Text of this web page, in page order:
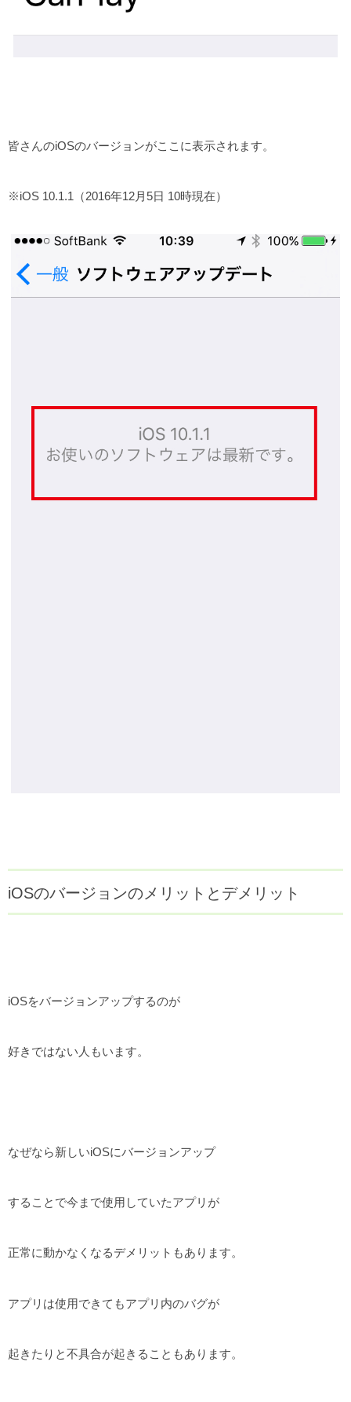
皆さんのiOSのバージョンがここに表示されます。
※iOS 10.1.1（2016年12月5日 10時現在）
iOSのバージョンのメリットとデメリット
iOSをバージョンアップするのが
好きではない人もいます。
なぜなら新しいiOSにバージョンアップ
することで今まで使用していたアプリが
正常に動かなくなるデメリットもあります。
アプリは使用できてもアプリ内のバグが
起きたりと不具合が起きることもあります。